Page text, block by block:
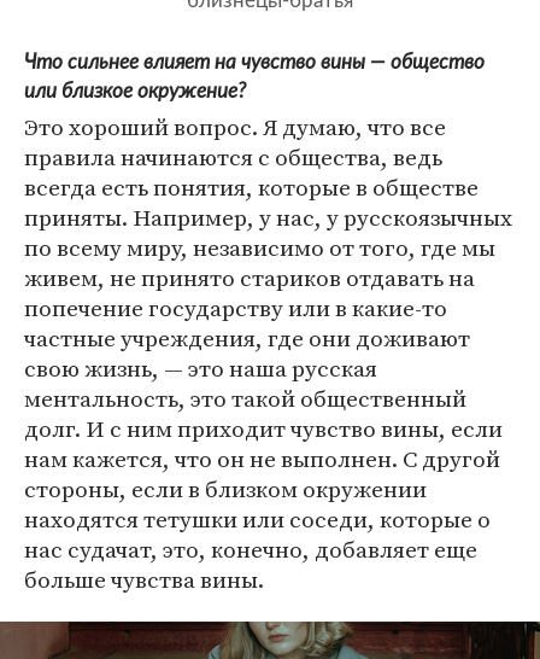
Что сильнее влияет на чувство вины — общество
или близкое окружение?
Это хороший вопрос. Я думаю, что все
правила начинаются с общества, ведь
всегда есть понятия, которые в обществе
приняты. Например, у нас, у русскоязычных
по всему миру, независимо от того, где мы
живем, не принято стариков отдавать на
попечение государству или в какие-то
частные учреждения, где они доживают
свою жизнь, — это наша русская
ментальность, это такой общественный
долг. И с ним приходит чувство вины, если
нам кажется, что он не выполнен. С другой
стороны, если в близком окружении
находятся тетушки или соседи, которые о
нас судачат, это, конечно, добавляет еще
больше чувства вины.